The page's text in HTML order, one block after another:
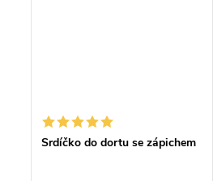
Srdíčko do dortu se zápichem